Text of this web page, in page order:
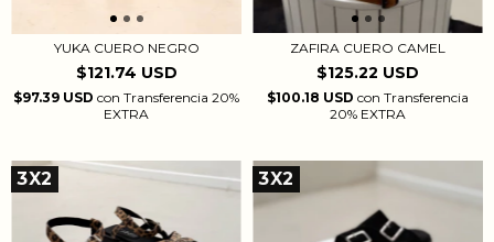
YUKA CUERO NEGRO
$121.74 USD
$97.39 USD con Transferencia 20%
EXTRA
ZAFIRA CUERO CAMEL
$125.22 USD
$100.18 USD con Transferencia
20% EXTRA
3X2 3X2